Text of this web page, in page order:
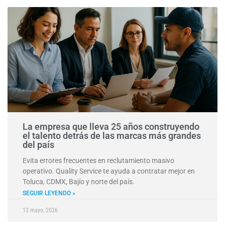
La empresa que lleva 25 años construyendo
el talento detrás de las marcas más grandes
del país
Evita errores frecuentes en reclutamiento masivo
operativo. Quality Service te ayuda a contratar mejor en
Toluca, CDMX, Bajío y norte del país.
SEGUIR LEYENDO »
13 mayo, 2026